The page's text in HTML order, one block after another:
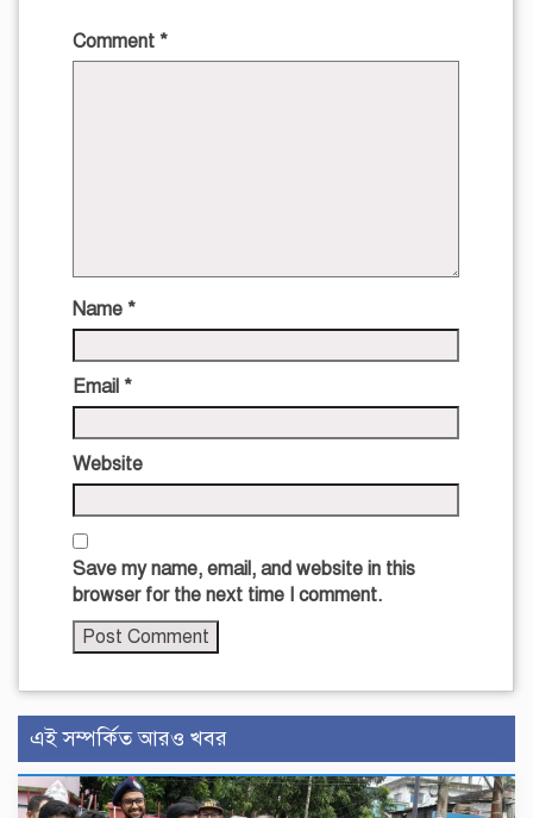
Comment *
Name *
Email *
Website
Save my name, email, and website in this
browser for the next time I comment.
এই সম্পর্কিত আরও খবর